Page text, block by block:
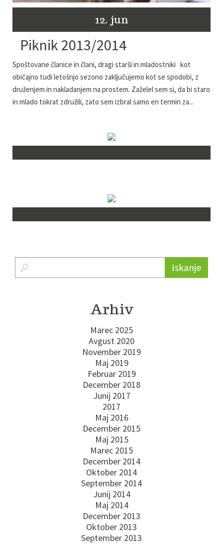
12. jun
Piknik 2013/2014
Spoštovane članice in člani, dragi starši in mladostniki kot
običajno tudi letošnjo sezono zaključujemo kot se spodobi, z
druženjem in nakladanjem na prostem. Zaželel sem si, da bi staro
in mlado tokrat združili, zato sem izbral samo en termin za...
Iskanje
Arhiv
Marec 2025
Avgust 2020
November 2019
Maj 2019
Februar 2019
December 2018
Junij 2017
2017
Maj 2016
December 2015
Maj 2015
Marec 2015
December 2014
Oktober 2014
September 2014
Junij 2014
Maj 2014
December 2013
Oktober 2013
September 2013